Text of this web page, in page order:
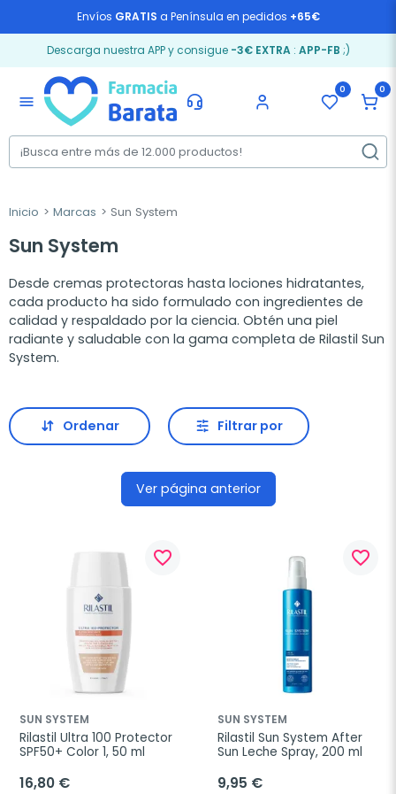
Envíos GRATIS a Península en pedidos +65€
Descarga nuestra APP y consigue -3€ EXTRA: APP-FB ;)
menu
0 0
Inicio Marcas Sun System
Sun System
Desde cremas protectoras hasta lociones hidratantes,
cada producto ha sido formulado con ingredientes de
calidad y respaldado por la ciencia. Obtén una piel
radiante y saludable con la gama completa de Rilastil Sun
System.
Ordenar Filtrar por
Ver página anterior
favorite_border
SUN SYSTEM
Rilastil Ultra 100 Protector
SPF50+ Color 1, 50 ml
16,80 €
favorite_border
SUN SYSTEM
Rilastil Sun System After
Sun Leche Spray, 200 ml
9,95 €